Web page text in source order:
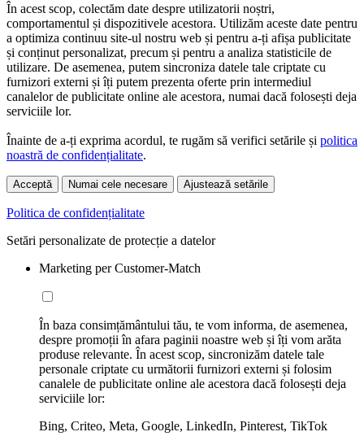
În acest scop, colectăm date despre utilizatorii noștri,
comportamentul și dispozitivele acestora. Utilizăm aceste date pentru
a optimiza continuu site-ul nostru web și pentru a-ți afișa publicitate
și conținut personalizat, precum și pentru a analiza statisticile de
utilizare. De asemenea, putem sincroniza datele tale criptate cu
furnizori externi și îți putem prezenta oferte prin intermediul
canalelor de publicitate online ale acestora, numai dacă folosești deja
serviciile lor.
Înainte de a-ți exprima acordul, te rugăm să verifici setările și politica
noastră de confidențialitate.
Acceptă Numai cele necesare Ajustează setările
Politica de confidențialitate
Setări personalizate de protecție a datelor
Marketing per Customer-Match
În baza consimțământului tău, te vom informa, de asemenea,
despre promoții în afara paginii noastre web și îți vom arăta
produse relevante. În acest scop, sincronizăm datele tale
personale criptate cu următorii furnizori externi și folosim
canalele de publicitate online ale acestora dacă folosești deja
serviciile lor:
Bing, Criteo, Meta, Google, LinkedIn, Pinterest, TikTok